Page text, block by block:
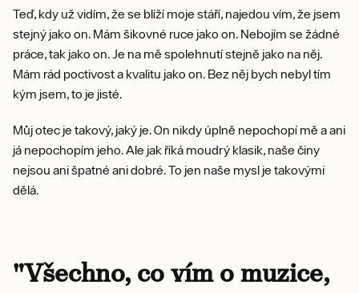
Teď, kdy už vidím, že se blíží moje stáří, najedou vím, že jsem
stejný jako on. Mám šikovné ruce jako on. Nebojím se žádné
práce, tak jako on. Je na mě spolehnutí stejně jako na něj.
Mám rád poctivost a kvalitu jako on. Bez něj bych nebyl tím
kým jsem, to je jisté.
Můj otec je takový, jaký je. On nikdy úplně nepochopí mě a ani
já nepochopím jeho. Ale jak říká moudrý klasik, naše činy
nejsou ani špatné ani dobré. To jen naše mysl je takovými
dělá.
"Všechno, co vím o muzice,